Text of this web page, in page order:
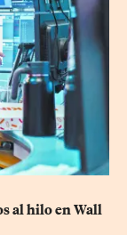
al hilo en Wall